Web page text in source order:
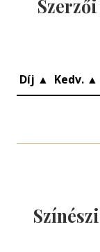
Díj ▲ Kedv. ▲